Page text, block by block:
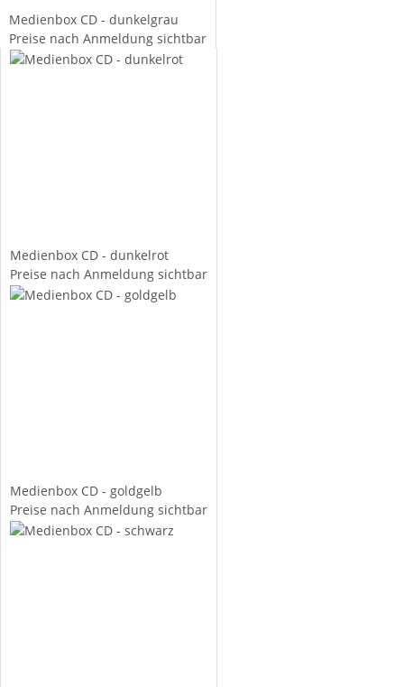
Medienbox CD - dunkelgrau
Preise nach Anmeldung sichtbar
Medienbox CD - dunkelrot
Preise nach Anmeldung sichtbar
Medienbox CD - goldgelb
Preise nach Anmeldung sichtbar